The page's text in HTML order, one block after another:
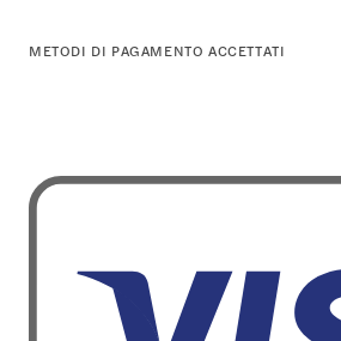
METODI DI PAGAMENTO ACCETTATI